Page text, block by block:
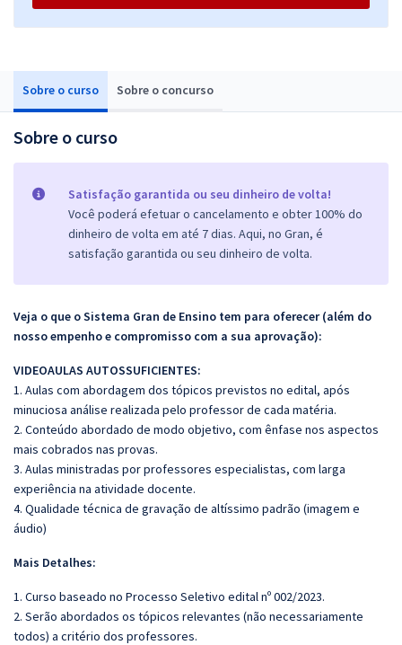
Sobre o curso Sobre o concurso
Sobre o curso
Satisfação garantida ou seu dinheiro de volta!
Você poderá efetuar o cancelamento e obter 100% do
dinheiro de volta em até 7 dias. Aqui, no Gran, é
satisfação garantida ou seu dinheiro de volta.
Veja o que o Sistema Gran de Ensino tem para oferecer (além do
nosso empenho e compromisso com a sua aprovação):
VIDEOAULAS AUTOSSUFICIENTES:
1. Aulas com abordagem dos tópicos previstos no edital, após
minuciosa análise realizada pelo professor de cada matéria.
2. Conteúdo abordado de modo objetivo, com ênfase nos aspectos
mais cobrados nas provas.
3. Aulas ministradas por professores especialistas, com larga
experiência na atividade docente.
4. Qualidade técnica de gravação de altíssimo padrão (imagem e
áudio)
Mais Detalhes:
1. Curso baseado no Processo Seletivo edital nº 002/2023.
2. Serão abordados os tópicos relevantes (não necessariamente
todos) a critério dos professores.